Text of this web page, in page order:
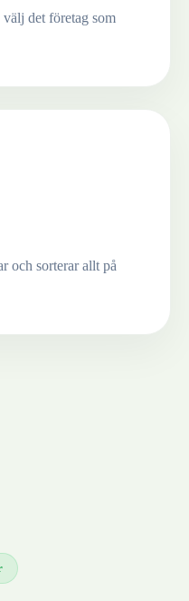
det företag som
och sorterar allt på